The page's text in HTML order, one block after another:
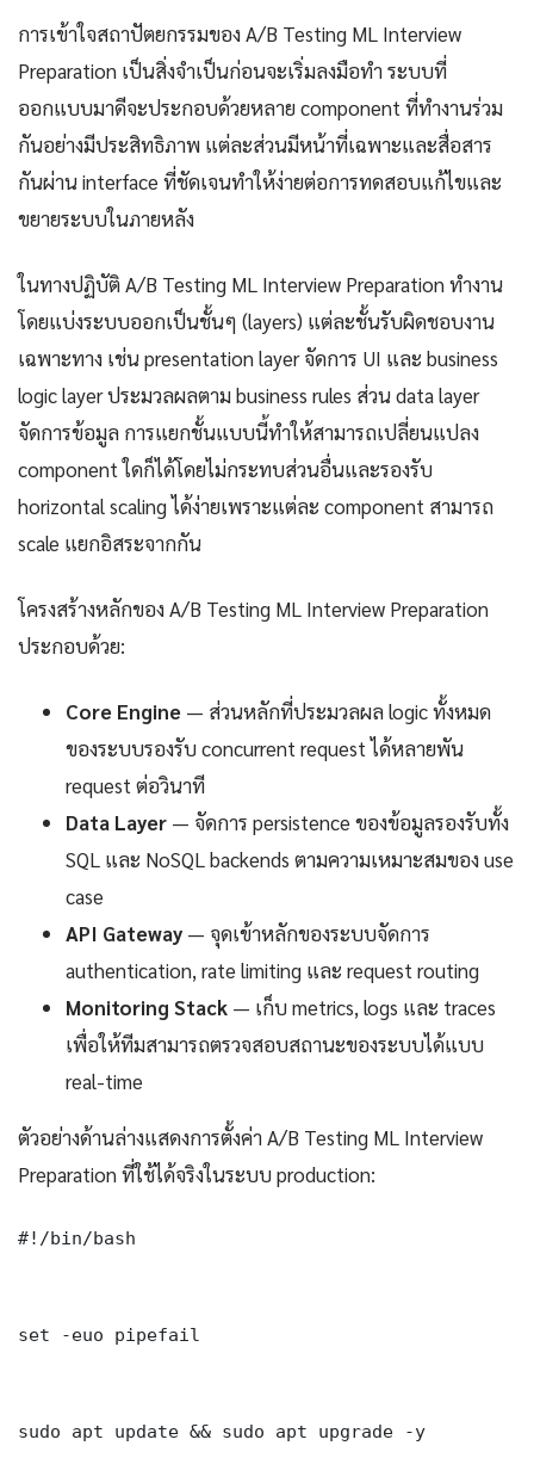
การเข้าใจสถาปัตยกรรมของ A/B Testing ML Interview
Preparation เป็นสิ่งจำเป็นก่อนจะเริ่มลงมือทำ ระบบที่
ออกแบบมาดีจะประกอบด้วยหลาย component ที่ทำงานร่วม
กันอย่างมีประสิทธิภาพ แต่ละส่วนมีหน้าที่เฉพาะและสื่อสาร
กันผ่าน interface ที่ชัดเจนทำให้ง่ายต่อการทดสอบแก้ไขและ
ขยายระบบในภายหลัง
ในทางปฏิบัติ A/B Testing ML Interview Preparation ทำงาน
โดยแบ่งระบบออกเป็นชั้นๆ (layers) แต่ละชั้นรับผิดชอบงาน
เฉพาะทาง เช่น presentation layer จัดการ UI และ business
logic layer ประมวลผลตาม business rules ส่วน data layer
จัดการข้อมูล การแยกชั้นแบบนี้ทำให้สามารถเปลี่ยนแปลง
component ใดก็ได้โดยไม่กระทบส่วนอื่นและรองรับ
horizontal scaling ได้ง่ายเพราะแต่ละ component สามารถ
scale แยกอิสระจากกัน
โครงสร้างหลักของ A/B Testing ML Interview Preparation
ประกอบด้วย:
Core Engine — ส่วนหลักที่ประมวลผล logic ทั้งหมด
ของระบบรองรับ concurrent request ได้หลายพัน
request ต่อวินาที
Data Layer — จัดการ persistence ของข้อมูลรองรับทั้ง
SQL และ NoSQL backends ตามความเหมาะสมของ use
case
API Gateway — จุดเข้าหลักของระบบจัดการ
authentication, rate limiting และ request routing
Monitoring Stack — เก็บ metrics, logs และ traces
เพื่อให้ทีมสามารถตรวจสอบสถานะของระบบได้แบบ
real-time
ตัวอย่างด้านล่างแสดงการตั้งค่า A/B Testing ML Interview
Preparation ที่ใช้ได้จริงในระบบ production:
#!/bin/bash
set -euo pipefail
sudo apt update && sudo apt upgrade -y